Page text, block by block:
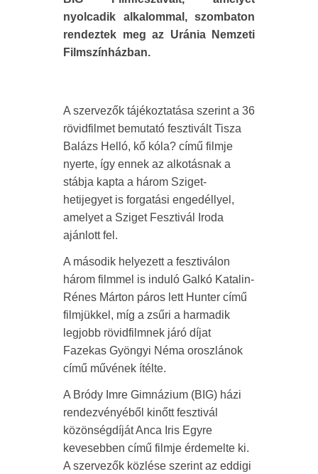
nyolcadik alkalommal, szombaton
rendeztek meg az Uránia Nemzeti
Filmszínházban.
A szervezők tájékoztatása szerint a 36
rövidfilmet bemutató fesztivált Tisza
Balázs Helló, kő kóla? című filmje
nyerte, így ennek az alkotásnak a
stábja kapta a három Sziget-
hetijegyet is forgatási engedéllyel,
amelyet a Sziget Fesztivál Iroda
ajánlott fel.
A második helyezett a fesztiválon
három filmmel is induló Galkó Katalin-
Rénes Márton páros lett Hunter című
filmjükkel, míg a zsűri a harmadik
legjobb rövidfilmnek járó díjat
Fazekas Gyöngyi Néma oroszlánok
című művének ítélte.
A Bródy Imre Gimnázium (BIG) házi
rendezvényéből kinőtt fesztivál
közönségdíját Anca Iris Egyre
kevesebben című filmje érdemelte ki.
A szervezők közlése szerint az eddigi